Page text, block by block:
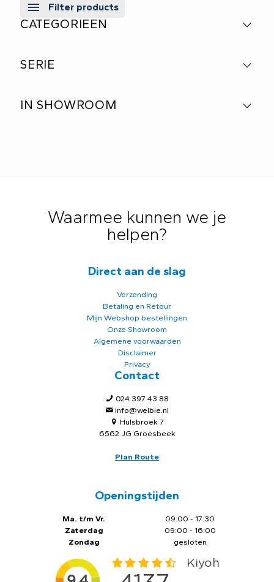
Filter products
CATEGORIEEN
SERIE
IN SHOWROOM
Waarmee kunnen we je
helpen?
Direct aan de slag
Verzending
Betaling en Retour
Mijn Webshop bestellingen
Onze Showroom
Algemene voorwaarden
Disclaimer
Privacy
Contact
024 397 43 88
info@welbie.nl
Hulsbroek 7
6562 JG Groesbeek
Plan Route
Openingstijden
Ma. t/m Vr.
Zaterdag
Zondag
09:00 - 17:30
09:00 - 16:00
gesloten